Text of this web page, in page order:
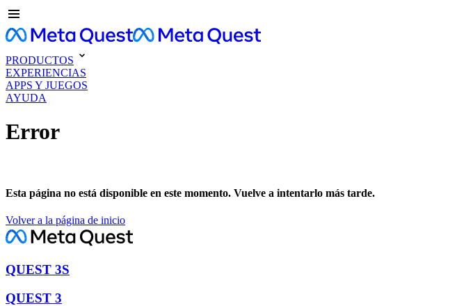
PRODUCTOS
EXPERIENCIAS
APPS Y JUEGOS
AYUDA
Error
Esta página no está disponible en este momento. Vuelve a intentarlo más tarde.
Volver a la página de inicio
QUEST 3S
QUEST 3